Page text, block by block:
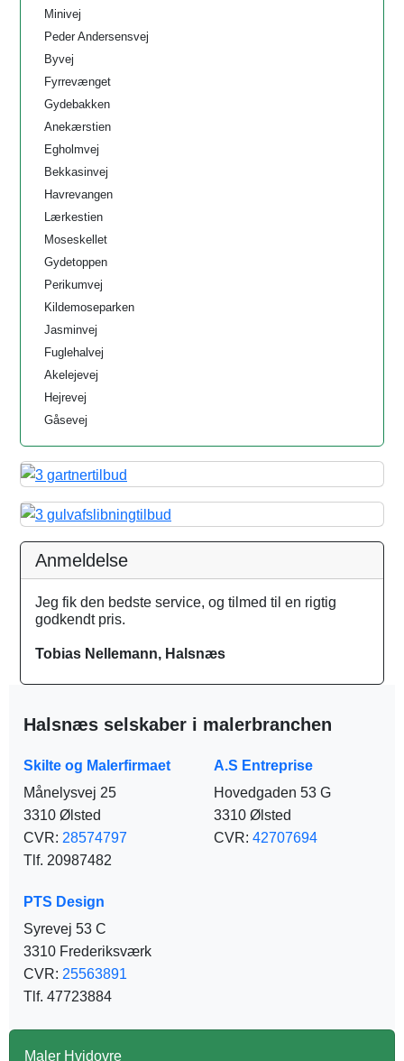
Minivej
Peder Andersensvej
Byvej
Fyrrevænget
Gydebakken
Anekærstien
Egholmvej
Bekkasinvej
Havrevangen
Lærkestien
Moseskellet
Gydetoppen
Perikumvej
Kildemoseparken
Jasminvej
Fuglehalvej
Akelejevej
Hejrevej
Gåsevej
Anmeldelse
Jeg fik den bedste service, og tilmed til en rigtig
godkendt pris.
Tobias Nellemann, Halsnæs
Halsnæs selskaber i malerbranchen
Skilte og Malerfirmaet
Månelysvej 25
3310 Ølsted
CVR: 28574797
Tlf. 20987482
A.S Entreprise
Hovedgaden 53 G
3310 Ølsted
CVR: 42707694
PTS Design
Syrevej 53 C
3310 Frederiksværk
CVR: 25563891
Tlf. 47723884
Maler Hvidovre